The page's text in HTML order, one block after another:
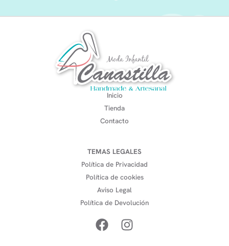
Inicio
Tienda
Contacto
TEMAS LEGALES
Política de Privacidad
Política de cookies
Aviso Legal
Política de Devolución